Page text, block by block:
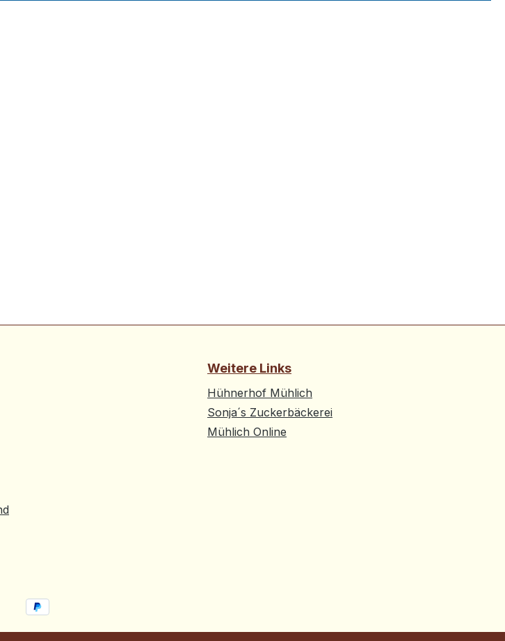
Weitere Links
Hühnerhof Mühlich
Sonja´s Zuckerbäckerei
Mühlich Online